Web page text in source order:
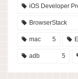
iOS Developer
BrowserStack
mac 5
adb 5